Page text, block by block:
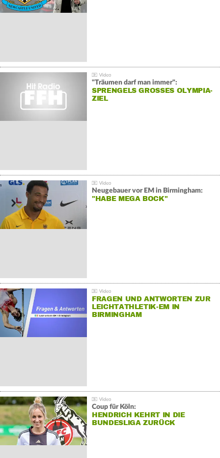
"Träumen darf man immer":
SPRENGELS GROSSES OLYMPIA-Z
IEL
Neugebauer vor EM in Birmingham:
"HABE MEGA BOCK"
FRAGEN UND ANTWORTEN ZUR
LEICHTATHLETIK-EM IN
BIRMINGHAM
Coup für Köln:
HENDRICH KEHRT IN DIE
BUNDESLIGA ZURÜCK